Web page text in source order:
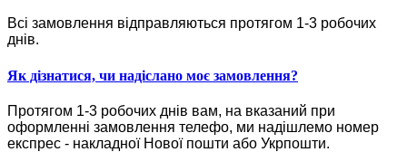
Всі замовлення відправляються протягом 1-3 робочих
днів.
Як дізнатися, чи надіслано моє замовлення?
Протягом 1-3 робочих днів вам, на вказаний при
оформленні замовлення телефо, ми надішлемо номер
експрес - накладної Нової пошти або Укрпошти.